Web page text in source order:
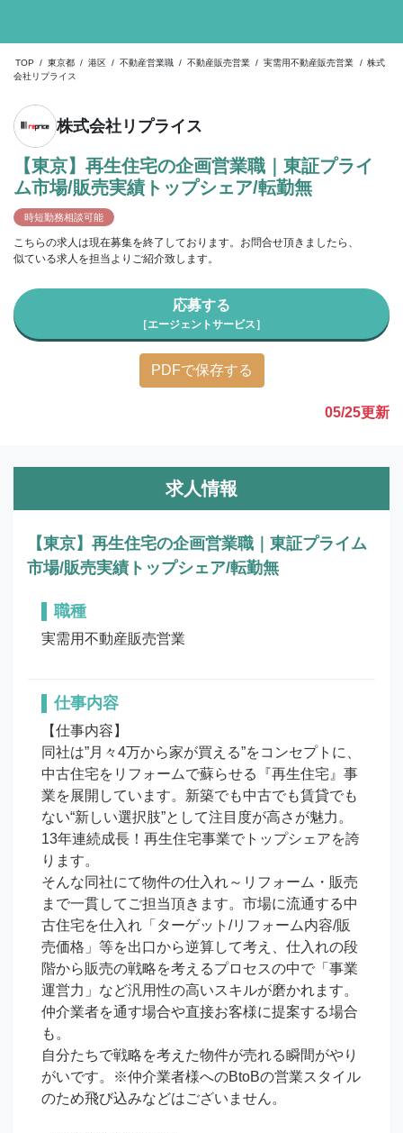
TOP / 東京都 / 港区 / 不動産営業職 / 不動産販売営業 / 実需用不動産販売営業 / 株式
会社リプライス
株式会社リプライス
【東京】再生住宅の企画営業職｜東証プライ
ム市場/販売実績トップシェア/転勤無
時短勤務相談可能
こちらの求人は現在募集を終了しております。お問合せ頂きましたら、
似ている求人を担当よりご紹介致します。
応募する
［エージェントサービス］
PDFで保存する
05/25更新
求人情報
【東京】再生住宅の企画営業職｜東証プライム
市場/販売実績トップシェア/転勤無
職種
実需用不動産販売営業
仕事内容
【仕事内容】
同社は”月々4万から家が買える”をコンセプトに、
中古住宅をリフォームで蘇らせる『再生住宅』事
業を展開しています。新築でも中古でも賃貸でも
ない“新しい選択肢”として注目度が高さが魅力。
13年連続成長！再生住宅事業でトップシェアを誇
ります。
そんな同社にて物件の仕入れ～リフォーム・販売
まで一貫してご担当頂きます。市場に流通する中
古住宅を仕入れ「ターゲット/リフォーム内容/販
売価格」等を出口から逆算して考え、仕入れの段
階から販売の戦略を考えるプロセスの中で「事業
運営力」など汎用性の高いスキルが磨かれます。
仲介業者を通す場合や直接お客様に提案する場合
も。
自分たちで戦略を考えた物件が売れる瞬間がやり
がいです。※仲介業者様へのBtoBの営業スタイル
のため飛び込みなどはございません。